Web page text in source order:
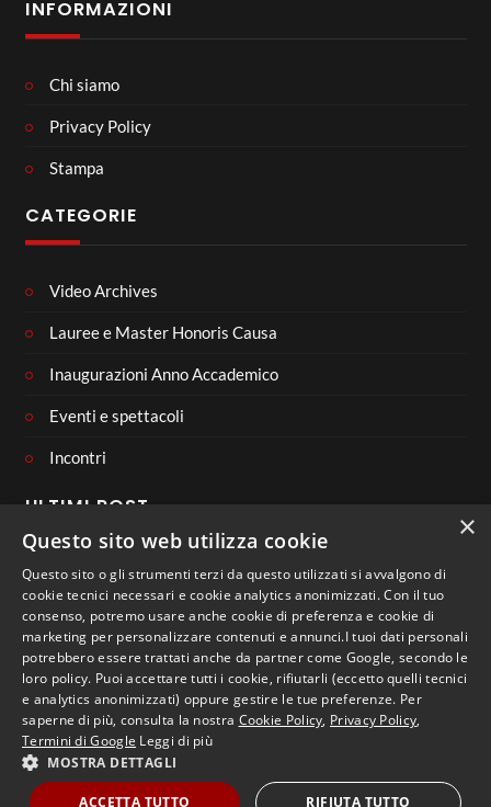
INFORMAZIONI
Chi siamo
Privacy Policy
Stampa
CATEGORIE
Video Archives
Lauree e Master Honoris Causa
Inaugurazioni Anno Accademico
Eventi e spettacoli
Incontri
ULTIMI POST
CONNECT WITH US
Copyright 2023 - Libera Università di Lingue e Comunicazione
IULM
×
Questo sito web utilizza cookie
Questo sito o gli strumenti terzi da questo utilizzati si avvalgono di
cookie tecnici necessari e cookie analytics anonimizzati. Con il tuo
consenso, potremo usare anche cookie di preferenza e cookie di
marketing per personalizzare contenuti e annunci.I tuoi dati personali
potrebbero essere trattati anche da partner come Google, secondo le
loro policy. Puoi accettare tutti i cookie, rifiutarli (eccetto quelli tecnici
e analytics anonimizzati) oppure gestire le tue preferenze. Per
saperne di più, consulta la nostra Cookie Policy, Privacy Policy,
Termini di Google Leggi di più
MOSTRA DETTAGLI
ACCETTA TUTTO RIFIUTA TUTTO